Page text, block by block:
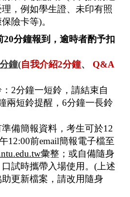
，例如學生證、未印有照
險卡等)。
20分鐘報到，逾時者酌予扣
分鐘(自我介紹2分鐘、
Q&A
2分鐘一短鈴，請結束自
兩短鈴提醒，6分鐘一長鈴
備簡報資料，考生可於12
12:00前email簡報電子檔至
彙整；或自備隨身
試時攜帶入場使用。(上述
更新檔案，請改用隨身